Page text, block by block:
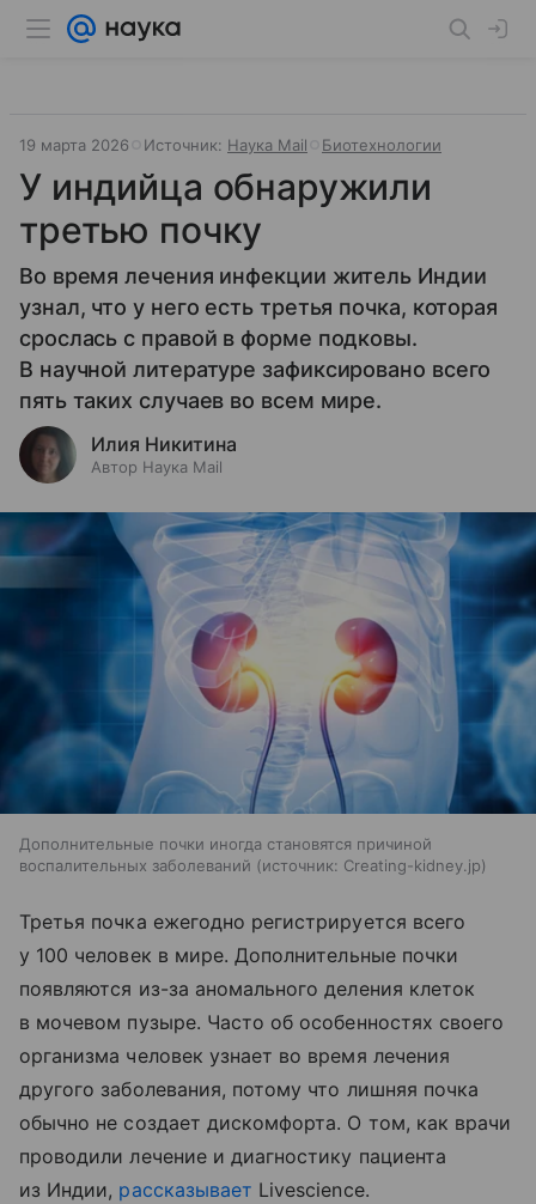
19 марта 2026 Источник: Наука Mail Биотехнологии
У индийца обнаружили
третью почку
Во время лечения инфекции житель Индии
узнал, что у него есть третья почка, которая
срослась с правой в форме подковы.
В научной литературе зафиксировано всего
пять таких случаев во всем мире.
Илия Никитина
Автор Наука Mail
Дополнительные почки иногда становятся причиной
воспалительных заболеваний
источник: Creating-kidney.jp
Третья почка ежегодно регистрируется всего
у 100 человек в мире. Дополнительные почки
появляются из-за аномального деления клеток
в мочевом пузыре. Часто об особенностях своего
организма человек узнает во время лечения
другого заболевания, потому что лишняя почка
обычно не создает дискомфорта. О том, как врачи
проводили лечение и диагностику пациента
из Индии, рассказывает Livescience.